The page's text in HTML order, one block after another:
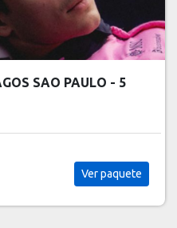
SAO PAULO - 5
Ver paquete